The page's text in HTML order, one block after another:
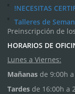
!NECESITAS
Talleres de
Preinscripción de
HORARIOS DE
Lunes a Viernes:
Mañanas de 9:00h
Tardes de 16:00h a